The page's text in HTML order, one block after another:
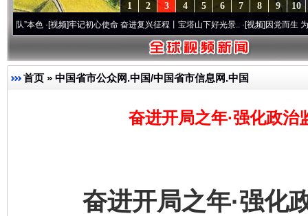
10
9
8
7
6
5
4
3
2
1
·[视频]牢记初心使命 奋进复兴征程丨宝塔山下好光景..·[视频]因党而生 为党而战——
首页 » 中国省市公众网.中国/中国省市信息网.中国
奋进开局之年·强化政
奋进开局之年·强化政